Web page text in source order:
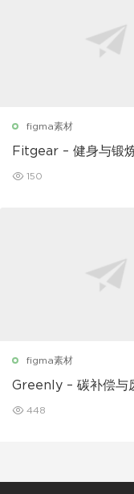
figma素材
Fitgear – 健身与锻
150
figma素材
Greenly – 碳补偿与
448